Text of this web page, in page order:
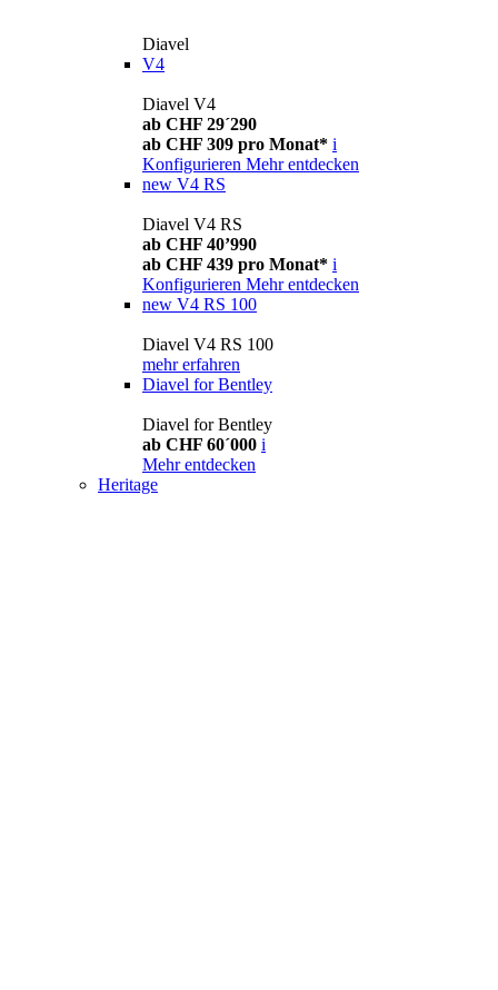
Diavel
V4
Diavel V4
ab CHF 29´290
ab CHF 309 pro Monat* i
Konfigurieren Mehr entdecken
new V4 RS
Diavel V4 RS
ab CHF 40’990
ab CHF 439 pro Monat* i
Konfigurieren Mehr entdecken
new V4 RS 100
Diavel V4 RS 100
mehr erfahren
Diavel for Bentley
Diavel for Bentley
ab CHF 60´000 i
Mehr entdecken
Heritage